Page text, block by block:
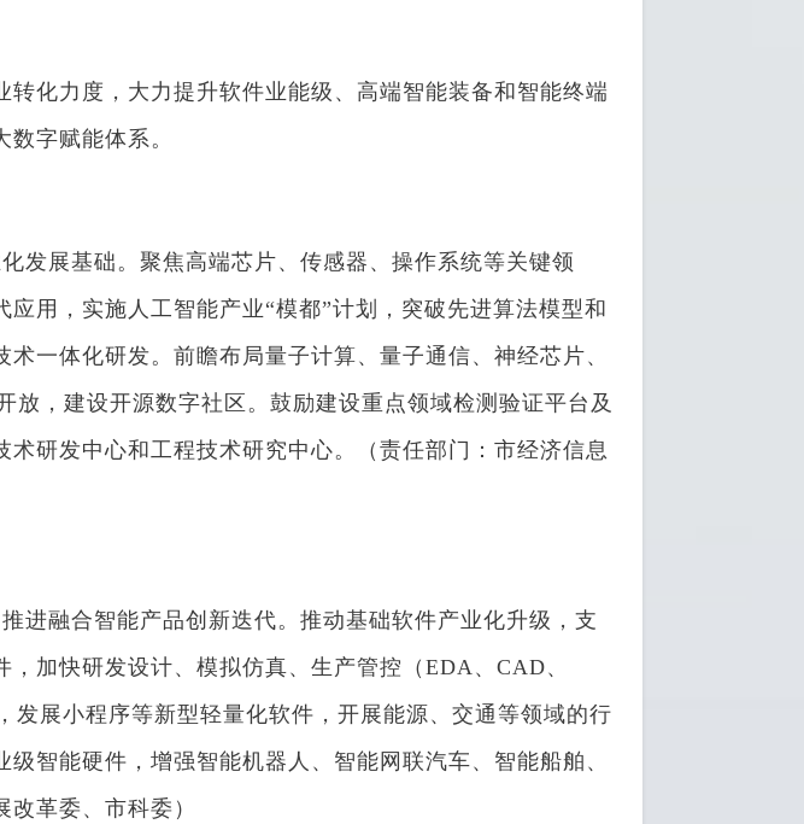
化力度，大力提升软件业能级、高端智能装备和智能终端
字赋能体系。
展基础。聚焦高端芯片、传感器、操作系统等关键领
用，实施人工智能产业“模都”计划，突破先进算法模型和
一体化研发。前瞻布局量子计算、量子通信、神经芯片、
，建设开源数字社区。鼓励建设重点领域检测验证平台及
研发中心和工程技术研究中心。（责任部门：市经济信息
融合智能产品创新迭代。推动基础软件产业化升级，支
加快研发设计、模拟仿真、生产管控（EDA、CAD、
展小程序等新型轻量化软件，开展能源、交通等领域的行
智能硬件，增强智能机器人、智能网联汽车、智能船舶、
革委、市科委）